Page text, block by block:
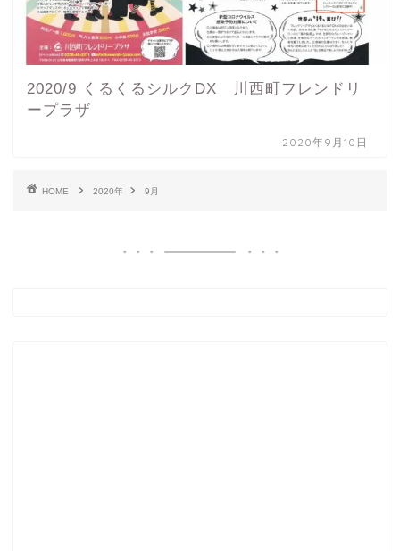
2020/9 くるくるシルクDX 川西町フレンドリ
ープラザ
2020年9月10日
HOME 2020年 9月